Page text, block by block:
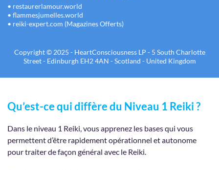
• restaurerlamour.world
• flammesjumelles.world
• reiki-expert.com (Magazines Offerts)
Copyright © 2025 - HeartConsciousness LP - 5 South Charlotte
Street - Edinburgh EH2 4AN - Scotland - United Kingdom
Qu’est-ce qui diffère du Niveau 1 Reiki ?
Dans le niveau 1 Reiki, vous apprenez les bases qui vous
permettent d’être rapidement opérationnel et autonome
pour traiter de façon général avec le Reiki.